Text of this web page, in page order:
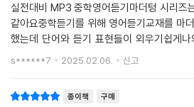
실전대비 MP3 중학영어듣기마더텅 시리즈
같아요중학듣기를 위해 영어듣기교재를 마
했는데 단어와 듣기 표현들이 외우기쉽게나
기 단어 공부에도 도움이 많이 되고mp3
s******7 2025.02.06. 신고
종이책 구매